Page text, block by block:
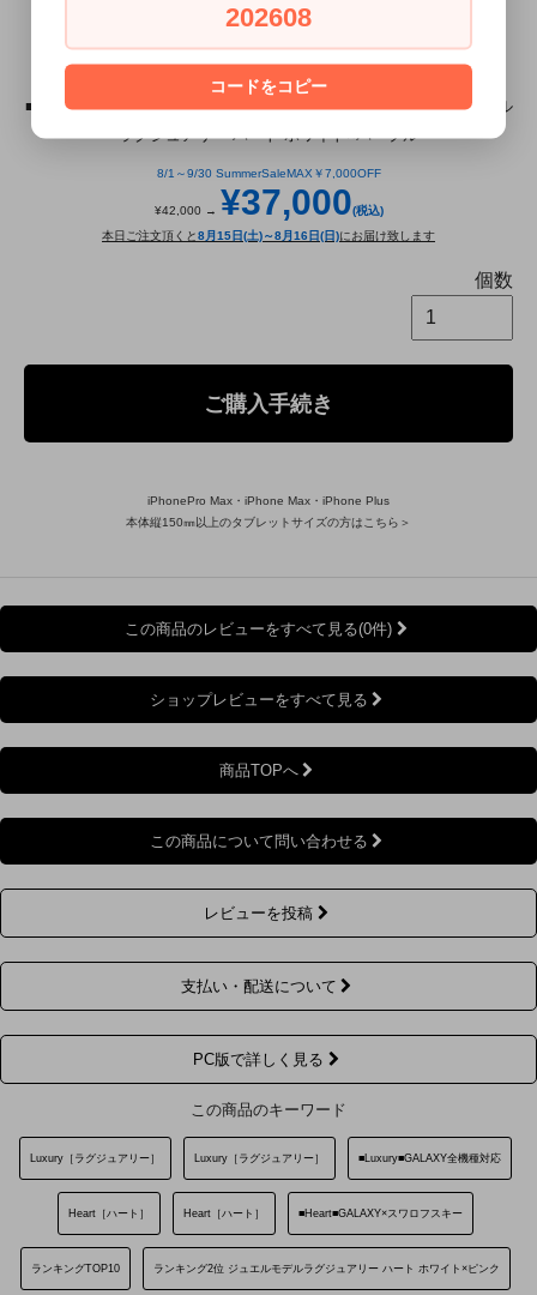
■GALAXY S全機種対応■GALAXY S×スワロフスキー ジュエルモデル
ラグジュアリー ハート ホワイト×パープル
8/1～9/30 SummerSaleMAX￥7,000OFF
¥42,000 → ¥37,000(税込)
本日ご注文頂くと8月15日(土)～8月16日(日)にお届け致します
個数
ご購入手続き
iPhonePro Max・iPhone Max・iPhone Plus
本体縦150㎜以上のタブレットサイズの方はこちら＞
この商品のレビューをすべて見る(0件)
ショップレビューをすべて見る
商品TOPへ
この商品について問い合わせる
レビューを投稿
支払い・配送について
PC版で詳しく見る
この商品のキーワード
Luxury［ラグジュアリー］ Luxury［ラグジュアリー］ ■Luxury■GALAXY全機種対応
Heart［ハート］ Heart［ハート］ ■Heart■GALAXY×スワロフスキー
ランキングTOP10 ランキング2位 ジュエルモデルラグジュアリー ハート ホワイト×ピンク
202608
コードをコピー